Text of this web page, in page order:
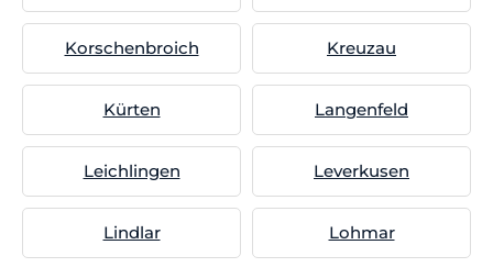
Korschenbroich Kreuzau
Kürten Langenfeld
Leichlingen Leverkusen
Lindlar Lohmar